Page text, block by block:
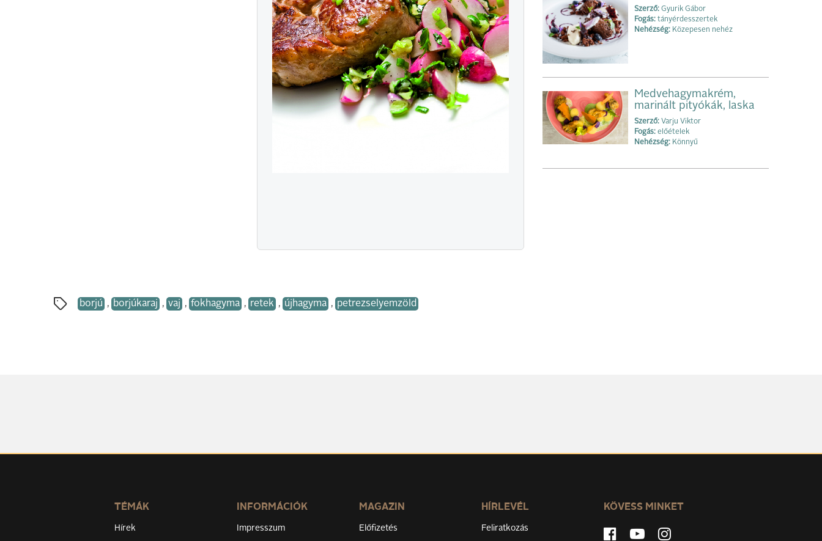
borjú , borjúkaraj , vaj , fokhagyma , retek , újhagyma , petrezselyemzöld
Szerző: Gyurik Gábor
Fogás: tányérdesszertek
Nehézség: Közepesen nehéz
Medvehagymakrém,
marinált pityókák, laska
Szerző: Varju Viktor
Fogás: előételek
Nehézség: Könnyű
TÉMÁK
Hírek
INFORMÁCIÓK
Impresszum
MAGAZIN
Előfizetés
HÍRLEVÉL
Feliratkozás
KÖVESS MINKET